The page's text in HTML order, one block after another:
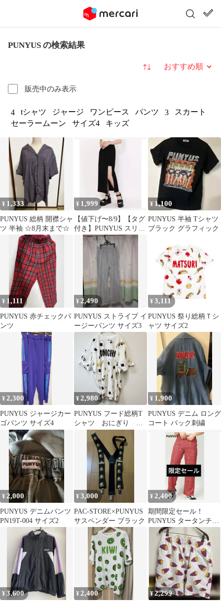
PUNYUS の検索結果
販売中のみ表示
並び替え
4 tシャツ ジャージ ワンピース パンツ 3
スカート
セーラームーン
サイズ4 キッズ
¥ 1,333
PUNYUS 総柄 開襟シャ
ツ 半袖 ☆8月末まで☆
¥ 1,999
【値下げ〜8/9】【タグ
付き】PUNYUS スリッ
トロングスカート ブラ
ック 2
¥ 1,100
PUNYUS 半袖 Tシャツ
ブラック グラフィック
¥ 1,111
PUNYUS 赤チェックパ
ンツ
¥ 2,490
PUNYUS ストライプ イ
ージーパンツ サイズ3
¥ 3,111
PUNYUS 祭り総柄Ｔシ
ャツ サイズ2
¥2,300
PUNYUS ジャージカー
ゴパンツ サイズ4
¥2,980
PUNYUS フード総柄T
シャツ おにぎり
ONIGIRI サイズ4 プニ
ュズ
¥ 1,900
PUNYUS デニム ロング
コート バック刺繍
¥ 2,000
PUNYUS デニムパンツ
PN19T-004 サイズ2
¥3,000
PAC-STORE×PUNYUS
サスペンダー ブラック
¥ 2,400
期間限定セール！
PUNYUS タータンチェ
ックパンツ サイズ3
美品
¥3,600 ¥ 2,400 ¥2,299